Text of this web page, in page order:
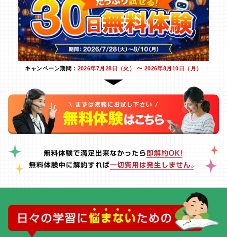
キャンペーン期間： 2026年7月28日（火） 〜 2026年8月10日（月）